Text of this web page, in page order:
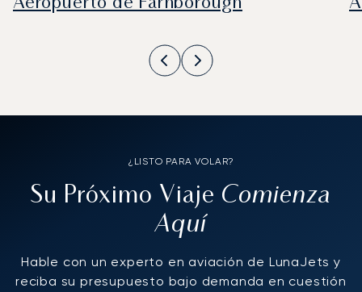
Aeropuerto de Farnborough
¿LISTO PARA VOLAR?
Su Próximo Viaje Comienza
Aquí
Hable con un experto en aviación de LunaJets y
reciba su presupuesto bajo demanda en cuestión